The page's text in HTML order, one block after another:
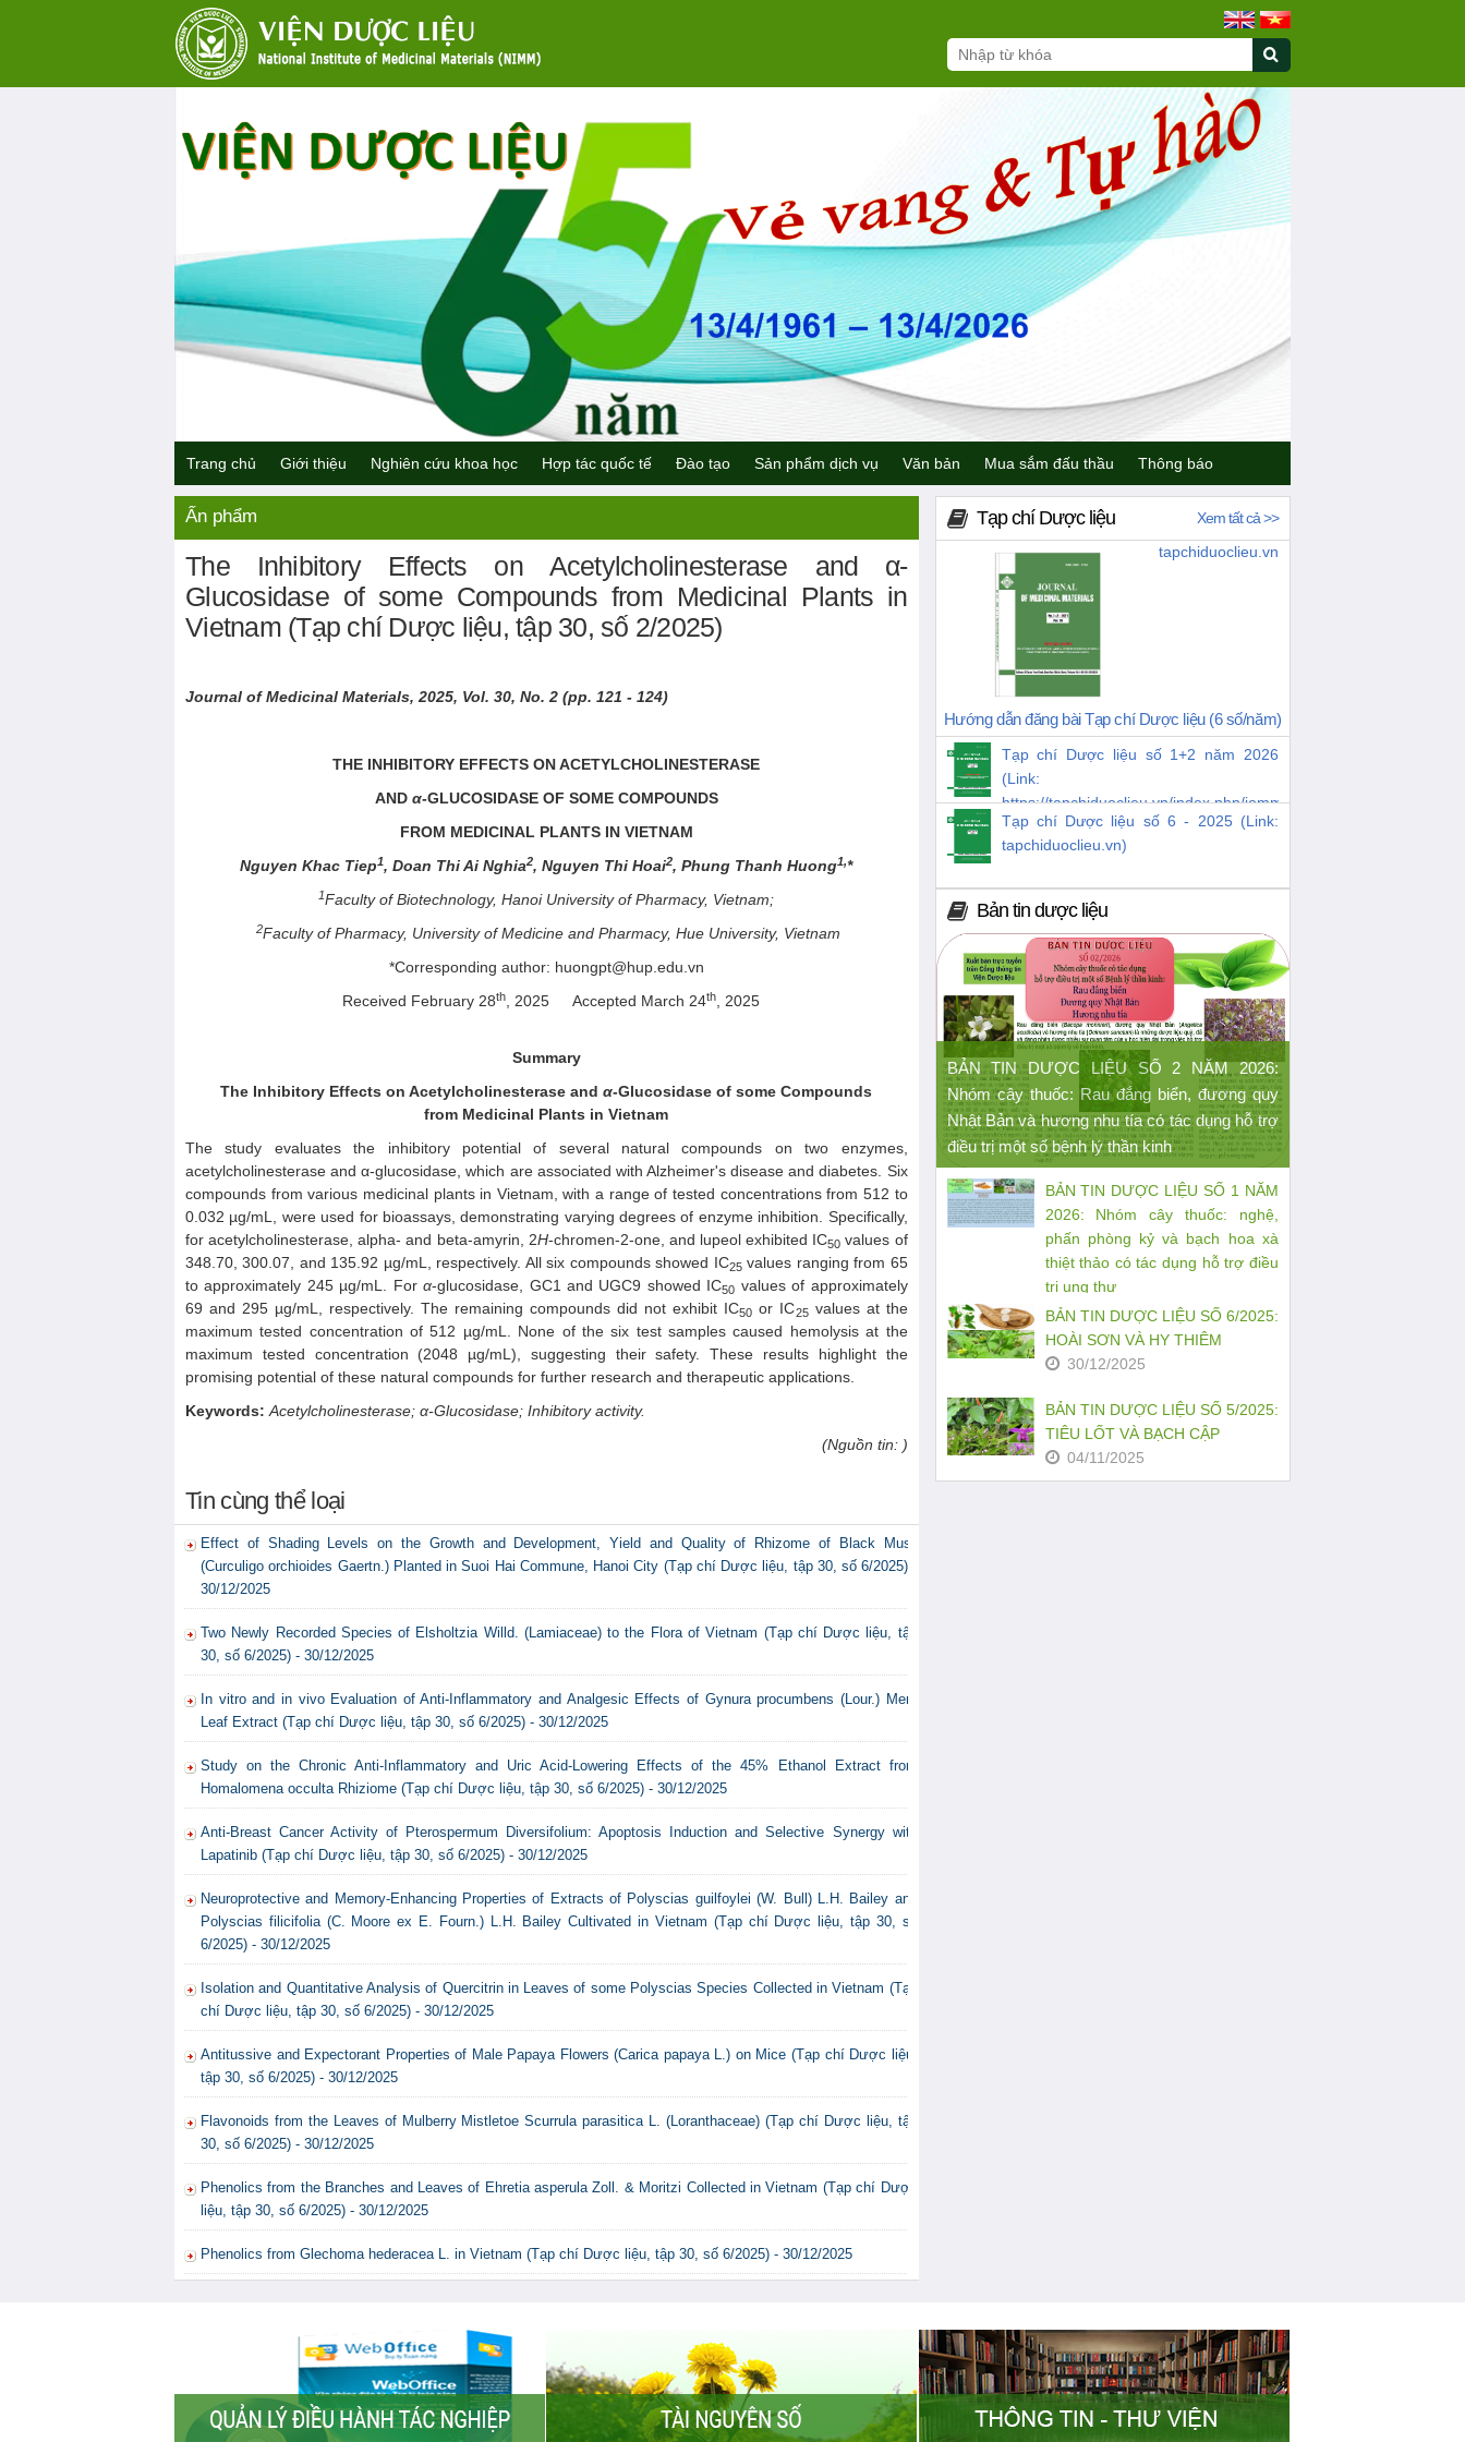
Trang chủ Giới thiệu Nghiên cứu khoa học Hợp tác quốc tế Đào tạo Sản phẩm dịch vụ Văn bản Mua sắm đấu thầu Thông báo
Liên hệ
Ấn phẩm
The Inhibitory Effects on Acetylcholinesterase and α-
Glucosidase of some Compounds from Medicinal Plants in
Vietnam (Tạp chí Dược liệu, tập 30, số 2/2025)
Journal of Medicinal Materials, 2025, Vol. 30, No. 2 (pp. 121 - 124)
THE INHIBITORY EFFECTS ON ACETYLCHOLINESTERASE
AND α-GLUCOSIDASE OF SOME COMPOUNDS
FROM MEDICINAL PLANTS IN VIETNAM
Nguyen Khac Tiep1, Doan Thi Ai Nghia2, Nguyen Thi Hoai2, Phung Thanh Huong1,*
1Faculty of Biotechnology, Hanoi University of Pharmacy, Vietnam;
2Faculty of Pharmacy, University of Medicine and Pharmacy, Hue University, Vietnam
*Corresponding author: huongpt@hup.edu.vn
Received February 28th , 2025 Accepted March 24th , 2025
Summary
The Inhibitory Effects on Acetylcholinesterase andα-Glucosidase of some Compounds
from Medicinal Plants in Vietnam
The study evaluates the inhibitory potential of several natural compounds on two enzymes,
acetylcholinesterase and α-glucosidase, which are associated with Alzheimer's disease and diabetes. Six
compounds from various medicinal plants in Vietnam, with a range of tested concentrations from 512 to
0.032 µg/mL, were used for bioassays, demonstrating varying degrees of enzyme inhibition. Specifically,
for acetylcholinesterase, alpha- and beta-amyrin, 2H-chromen-2-one, and lupeol exhibited IC50 values of
348.70, 300.07, and 135.92 µg/mL, respectively. All six compounds showed IC25values ranging from 65
to approximately 245 µg/mL. Forα-glucosidase, GC1 and UGC9 showed IC50 values of approximately
69 and 295 µg/mL, respectively. The remaining compounds did not exhibit IC50 or IC25values at the
maximum tested concentration of 512 µg/mL. None of the six test samples caused hemolysis at the
maximum tested concentration (2048 µg/mL), suggesting their safety. These results highlight the
promising potential of these natural compounds for further research and therapeutic applications.
Keywords: Acetylcholinesterase; α-Glucosidase; Inhibitory activity.
(Nguồn tin: )
Tin cùng thể loại
Effect of Shading Levels on the Growth and Development, Yield and Quality of Rhizome of Black Musli
(Curculigo orchioides Gaertn.) Planted in Suoi Hai Commune, Hanoi City (Tạp chí Dược liệu, tập 30, số 6/2025) -
30/12/2025
Two Newly Recorded Species of Elsholtzia Willd. (Lamiaceae) to the Flora of Vietnam (Tạp chí Dược liệu, tập
30, số 6/2025) - 30/12/2025
In vitro and in vivo Evaluation of Anti-Inflammatory and Analgesic Effects of Gynura procumbens (Lour.) Merr.
Leaf Extract (Tạp chí Dược liệu, tập 30, số 6/2025) - 30/12/2025
Study on the Chronic Anti-Inflammatory and Uric Acid-Lowering Effects of the 45% Ethanol Extract from
Homalomena occulta Rhiziome (Tạp chí Dược liệu, tập 30, số 6/2025) - 30/12/2025
Anti-Breast Cancer Activity of Pterospermum Diversifolium: Apoptosis Induction and Selective Synergy with
Lapatinib (Tạp chí Dược liệu, tập 30, số 6/2025) - 30/12/2025
Neuroprotective and Memory-Enhancing Properties of Extracts of Polyscias guilfoylei (W. Bull) L.H. Bailey and
Polyscias filicifolia (C. Moore ex E. Fourn.) L.H. Bailey Cultivated in Vietnam (Tạp chí Dược liệu, tập 30, số
6/2025) - 30/12/2025
Isolation and Quantitative Analysis of Quercitrin in Leaves of some Polyscias Species Collected in Vietnam (Tạp
chí Dược liệu, tập 30, số 6/2025) - 30/12/2025
Antitussive and Expectorant Properties of Male Papaya Flowers (Carica papaya L.) on Mice (Tạp chí Dược liệu,
tập 30, số 6/2025) - 30/12/2025
Flavonoids from the Leaves of Mulberry Mistletoe Scurrula parasitica L. (Loranthaceae) (Tạp chí Dược liệu, tập
30, số 6/2025) - 30/12/2025
Phenolics from the Branches and Leaves of Ehretia asperula Zoll. & Moritzi Collected in Vietnam (Tạp chí Dược
liệu, tập 30, số 6/2025) - 30/12/2025
Phenolics from Glechoma hederacea L. in Vietnam (Tạp chí Dược liệu, tập 30, số 6/2025) - 30/12/2025
Tạp chí Dược liệu
Xem tất cả >>
tapchiduoclieu.vn
Hướng dẫn đăng bài Tạp chí Dược liệu (6 số/năm)
Tạp chí Dược liệu số 1+2 năm 2026
(Link:
https://tapchiduoclieu.vn/index.php/jomm/issue/view/38)
Tạp chí Dược liệu số 6 - 2025 (Link:
tapchiduoclieu.vn)
Bản tin dược liệu
BẢN TIN DƯỢC LIỆU SỐ 2 NĂM 2026:
Nhóm cây thuốc: Rau đắng biển, đương quy
Nhật Bản và hương nhu tía có tác dụng hỗ trợ
điều trị một số bệnh lý thần kinh
BẢN TIN DƯỢC LIỆU SỐ 1 NĂM
2026: Nhóm cây thuốc: nghệ,
phấn phòng kỷ và bạch hoa xà
thiệt thảo có tác dụng hỗ trợ điều
trị ung thư
27/03/2026
BẢN TIN DƯỢC LIỆU SỐ 6/2025:
HOÀI SƠN VÀ HY THIÊM
30/12/2025
BẢN TIN DƯỢC LIỆU SỐ 5/2025:
TIÊU LỐT VÀ BẠCH CẬP
04/11/2025